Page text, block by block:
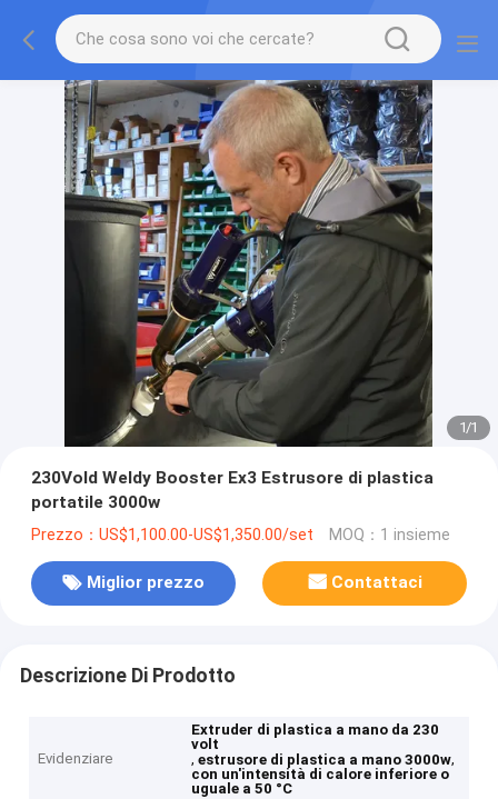
1/1
230Vold Weldy Booster Ex3 Estrusore di plastica
portatile 3000w
Prezzo：US$1,100.00-US$1,350.00/set MOQ：1 insieme
Miglior prezzo Contattaci
Descrizione Di Prodotto
Evidenziare
Extruder di plastica a mano da 230
volt
,estrusore di plastica a mano 3000w,
con un'intensità di calore inferiore o
uguale a 50 °C